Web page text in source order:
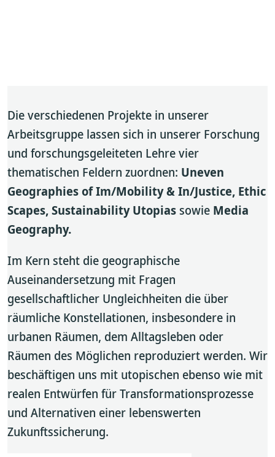
Die verschiedenen Projekte in unserer
Arbeitsgruppe lassen sich in unserer Forschung
und forschungsgeleiteten Lehre vier
thematischen Feldern zuordnen: Uneven
Geographies of Im/Mobility & In/Justice, Ethic
Scapes,Sustainability Utopiassowie Media
Geography.
Im Kern steht die geographische
Auseinandersetzung mit Fragen
gesellschaftlicher Ungleichheiten die über
räumliche Konstellationen, insbesondere in
urbanen Räumen, dem Alltagsleben oder
Räumen des Möglichen reproduziert werden. Wir
beschäftigen uns mit utopischen ebenso wie mit
realen Entwürfen für Transformationsprozesse
und Alternativen einer lebenswerten
Zukunftssicherung.